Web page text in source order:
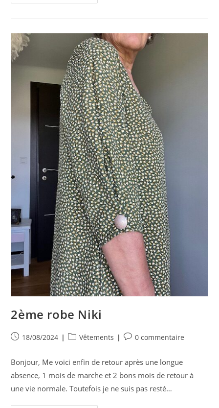
2ème robe Niki
Publication
18/08/2024
PostVêtements
Commentaires
publication :
0 commentaire
Bonjour, Me voici enfin de retour après une longue
absence, 1 mois de marche et 2 bons mois de retour à
une vie normale. Toutefois je ne suis pas resté…